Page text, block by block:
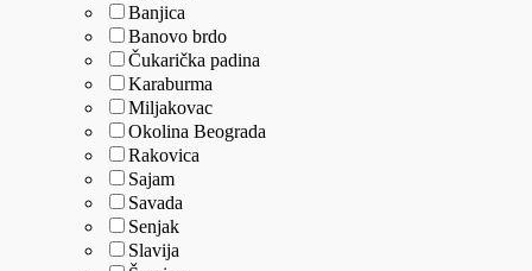
Banjica
Banovo brdo
Čukarička padina
Karaburma
Miljakovac
Okolina Beograda
Rakovica
Sajam
Savada
Senjak
Slavija